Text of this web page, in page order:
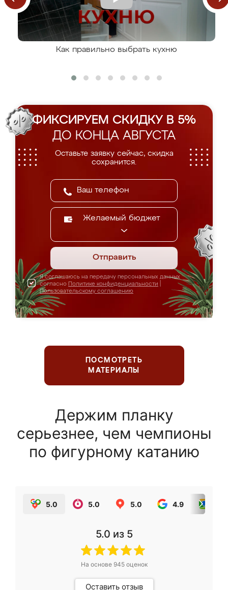
Как правильно выбрать кухню
ФИКСИРУЕМ СКИДКУ В 5%
ДО КОНЦА АВГУСТА
Оставьте заявку сейчас, скидка
сохранится.
Желаемый бюджет
Отправить
Я соглашаюсь на передачу персональных данных
согласно Политике конфиденциальности
Пользовательскому соглашению
ПОСМОТРЕТЬ
МАТЕРИАЛЫ
Держим планку
серьезнее, чем чемпионы
по фигурному катанию
5.0 5.0 5.0 4.9
5.0 из 5
На основе 945оценок
Оставить отзыв